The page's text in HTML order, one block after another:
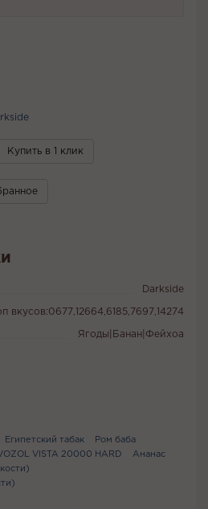
Купить в 1 клик
Darkside
вкусов:0677,12664,6185,7697,14274
Ягоды|Банан|Фейхоа
Египетский табак
Ром баба
VISTA 20000 HARD
Ананас